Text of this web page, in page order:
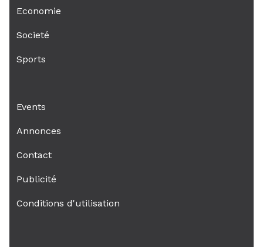
Economie
Societé
Sports
Events
Annonces
Contact
Publicité
Conditions d'utilisation